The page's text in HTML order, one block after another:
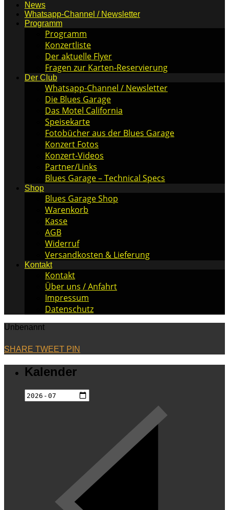
News
Whatsapp-Channel / Newsletter
Programm
Programm
Konzertliste
Der aktuelle Flyer
Fragen zur Karten-Reservierung
Der Club
Whatsapp-Channel / Newsletter
Die Blues Garage
Das Motel California
Speisekarte
Fotobücher aus der Blues Garage
Konzert Fotos
Konzert-Videos
Partner/Links
Blues Garage – Technical Specs
Shop
Blues Garage Shop
Warenkorb
Kasse
AGB
Widerruf
Versandkosten & Lieferung
Kontakt
Kontakt
Über uns / Anfahrt
Impressum
Datenschutz
Unbenannt
SHARE TWEET PIN
Kalender